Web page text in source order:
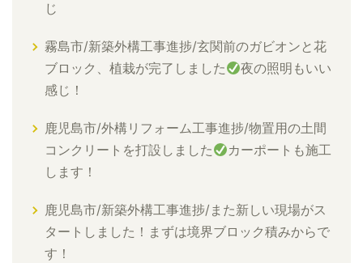
じ
霧島市/新築外構工事進捗/玄関前のガビオンと花
ブロック、植栽が完了しました
夜の照明もいい
感じ！
鹿児島市/外構リフォーム工事進捗/物置用の土間
コンクリートを打設しました
カーポートも施工
します！
鹿児島市/新築外構工事進捗/また新しい現場がス
タートしました！まずは境界ブロック積みからで
す！